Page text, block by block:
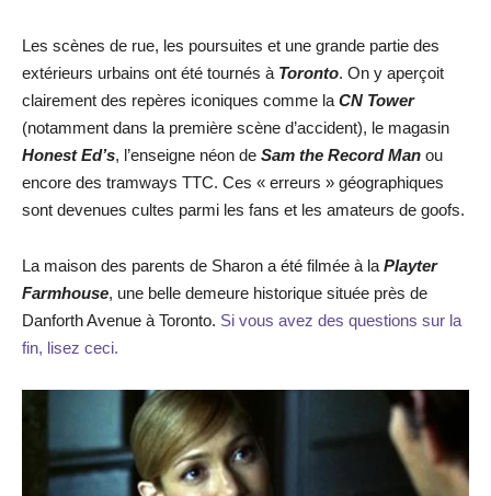
Les scènes de rue, les poursuites et une grande partie des
extérieurs urbains ont été tournés à Toronto. On y aperçoit
clairement des repères iconiques comme la CN Tower
(notamment dans la première scène d’accident), le magasin
Honest Ed’s, l’enseigne néon de Sam the Record Man ou
encore des tramways TTC. Ces « erreurs » géographiques
sont devenues cultes parmi les fans et les amateurs de goofs.
La maison des parents de Sharon a été filmée à la Playter
Farmhouse, une belle demeure historique située près de
Danforth Avenue à Toronto. Si vous avez des questions sur la
fin, lisez ceci.